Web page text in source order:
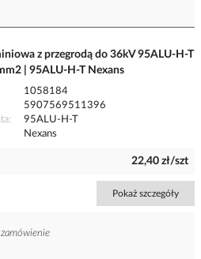
z przegrodą do 36kV 95ALU-H-T
| 95ALU-H-T Nexans
1058184
5907569511396
95ALU-H-T
Nexans
22,40 zł/szt
Pokaż szczegóły